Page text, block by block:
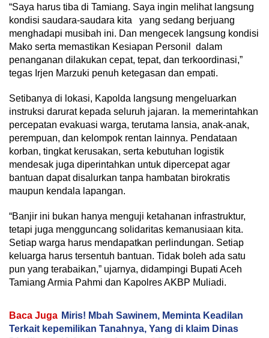
“Saya harus tiba di Tamiang. Saya ingin melihat langsung
kondisi saudara-saudara kita yang sedang berjuang
menghadapi musibah ini. Dan mengecek langsung kondisi
Mako serta memastikan Kesiapan Personil dalam
penanganan dilakukan cepat, tepat, dan terkoordinasi,”
tegas Irjen Marzuki penuh ketegasan dan empati.
Setibanya di lokasi, Kapolda langsung mengeluarkan
instruksi darurat kepada seluruh jajaran. Ia memerintahkan
percepatan evakuasi warga, terutama lansia, anak-anak,
perempuan, dan kelompok rentan lainnya. Pendataan
korban, tingkat kerusakan, serta kebutuhan logistik
mendesak juga diperintahkan untuk dipercepat agar
bantuan dapat disalurkan tanpa hambatan birokratis
maupun kendala lapangan.
“Banjir ini bukan hanya menguji ketahanan infrastruktur,
tetapi juga mengguncang solidaritas kemanusiaan kita.
Setiap warga harus mendapatkan perlindungan. Setiap
keluarga harus tersentuh bantuan. Tidak boleh ada satu
pun yang terabaikan,” ujarnya, didampingi Bupati Aceh
Tamiang Armia Pahmi dan Kapolres AKBP Muliadi.
Baca Juga Miris! Mbah Sawinem, Meminta Keadilan
Terkait kepemilikan Tanahnya, Yang di klaim Dinas